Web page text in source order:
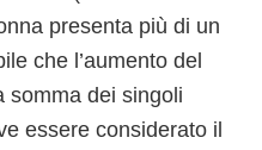
presenta più di un
che l’aumento del
somma dei singoli
essere considerato il